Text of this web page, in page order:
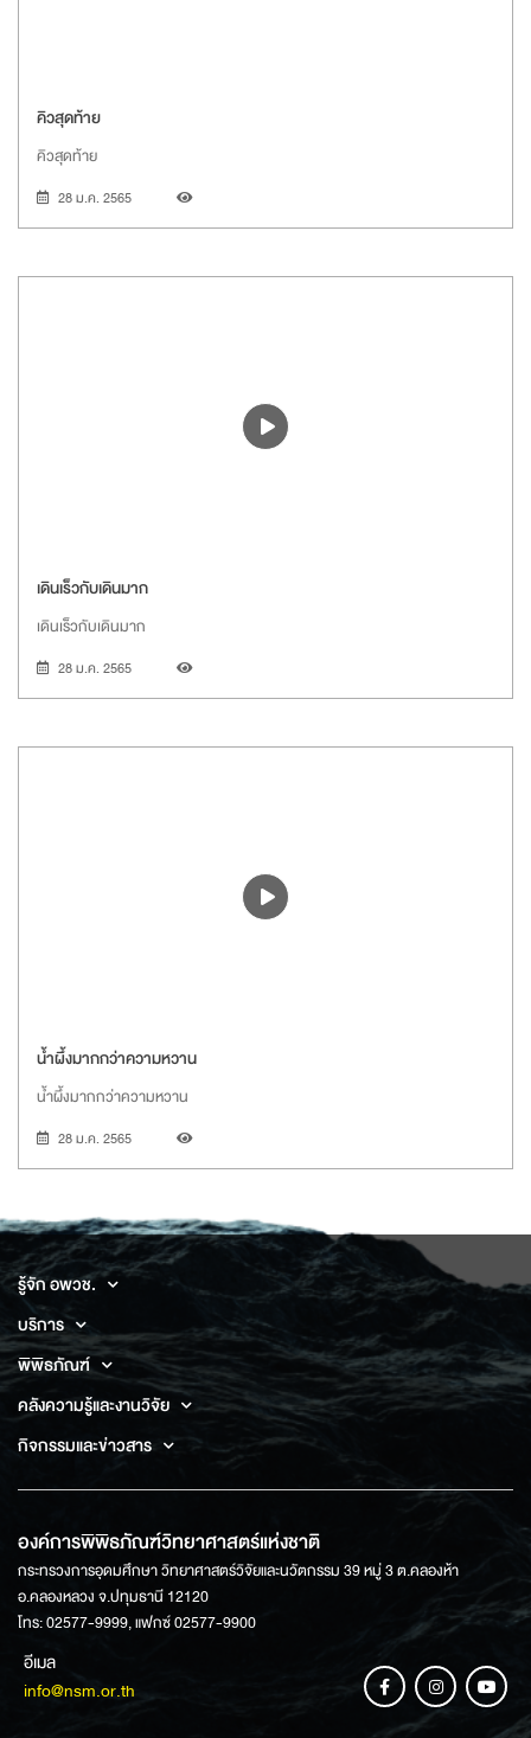
คิวสุดท้าย
คิวสุดท้าย
28 ม.ค. 2565
เดินเร็วกับเดินมาก
เดินเร็วกับเดินมาก
28 ม.ค. 2565
น้ำผึ้งมากกว่าความหวาน
น้ำผึ้งมากกว่าความหวาน
28 ม.ค. 2565
รู้จัก อพวช.
บริการ
พิพิธภัณฑ์
คลังความรู้และงานวิจัย
กิจกรรมและข่าวสาร
องค์การพิพิธภัณฑ์วิทยาศาสตร์แห่งชาติ
กระทรวงการอุดมศึกษา วิทยาศาสตร์วิจัยและนวัตกรรม 39 หมู่ 3 ต.คลองห้า
อ.คลองหลวง จ.ปทุมธานี 12120
โทร: 02577-9999, แฟกซ์ 02577-9900
อีเมล
info@nsm.or.th